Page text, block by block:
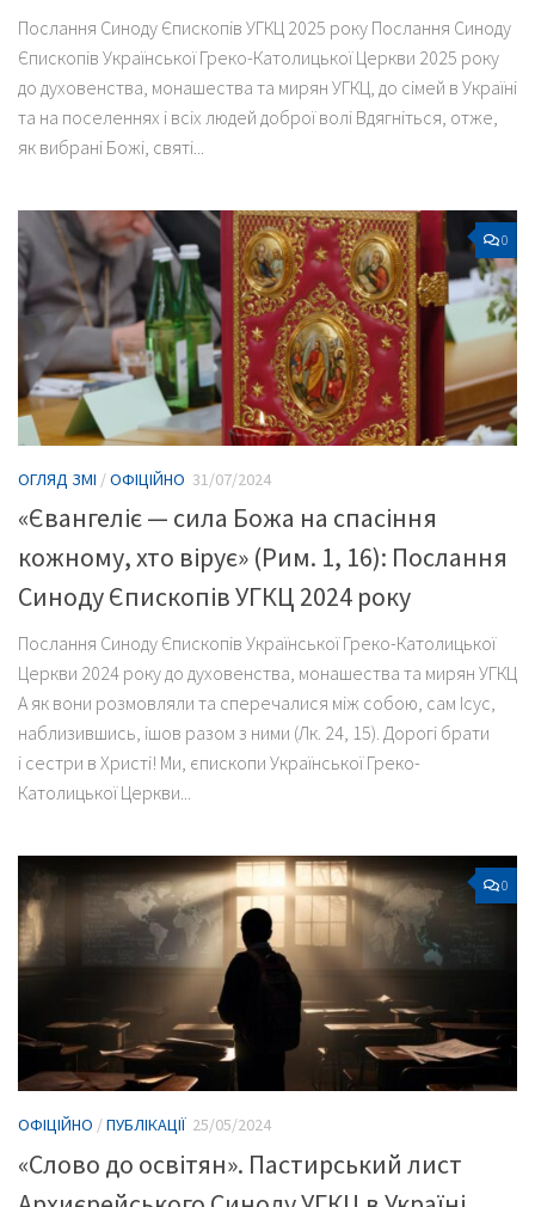
Послання Синоду Єпископів УГКЦ 2025 року Послання Синоду
Єпископів Української Греко-Католицької Церкви 2025 року
до духовенства, монашества та мирян УГКЦ, до сімей в Україні
та на поселеннях і всіх людей доброї волі Вдягніться, отже,
як вибрані Божі, святі...
0
ОГЛЯД ЗМІ /ОФІЦІЙНО 31/07/2024
«Євангеліє — сила Божа на спасіння
кожному, хто вірує» (Рим. 1, 16): Послання
Синоду Єпископів УГКЦ 2024 року
Послання Синоду Єпископів Української Греко-Католицької
Церкви 2024 року до духовенства, монашества та мирян УГКЦ
А як вони розмовляли та сперечалися між собою, сам Iсус,
наблизившись, ішов разом з ними (Лк. 24, 15). Дорогі брати
і сестри в Христі! Ми, єпископи Української Греко-
Католицької Церкви...
0
ОФІЦІЙНО /ПУБЛІКАЦІЇ 25/05/2024
«Слово до освітян». Пастирський лист